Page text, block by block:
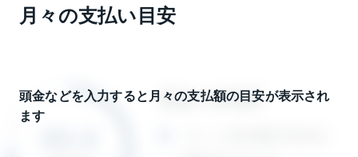
月々の支払い目安
頭金などを入力すると月々の支払額の目安が表示され
ます